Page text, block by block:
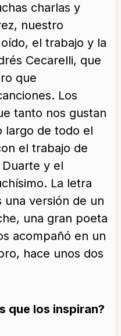
charlas y
nuestro
el trabajo y la
Cecarelli, que
que
Los
tanto nos gustan
largo de todo el
el trabajo de
y el
La letra
una versión de un
una gran poeta
acompañó en un
hace unos dos
que los inspiran?